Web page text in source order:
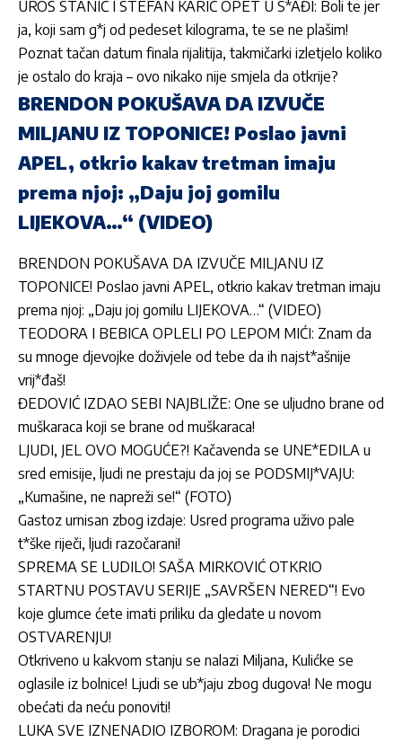
UROŠ STANIĆ I STEFAN KARIĆ OPET U S*AĐI: Boli te jer
ja, koji sam g*j od pedeset kilograma, te se ne plašim!
Poznat tačan datum finala rijalitija, takmičarki izletjelo koliko
je ostalo do kraja – ovo nikako nije smjela da otkrije?
BRENDON POKUŠAVA DA IZVUČE
MILJANU IZ TOPONICE! Poslao javni
APEL, otkrio kakav tretman imaju
prema njoj: „Daju joj gomilu
LIJEKOVA…“ (VIDEO)
BRENDON POKUŠAVA DA IZVUČE MILJANU IZ
TOPONICE! Poslao javni APEL, otkrio kakav tretman imaju
prema njoj: „Daju joj gomilu LIJEKOVA…“ (VIDEO)
TEODORA I BEBICA OPLELI PO LEPOM MIĆI: Znam da
su mnoge djevojke doživjele od tebe da ih najst*ašnije
vrij*đaš!
ĐEDOVIĆ IZDAO SEBI NAJBLIŽE: One se uljudno brane od
muškaraca koji se brane od muškaraca!
LJUDI, JEL OVO MOGUĆE?! Kačavenda se UNE*EDILA u
sred emisije, ljudi ne prestaju da joj se PODSMIJ*VAJU:
„Kumašine, ne napreži se!“ (FOTO)
Gastoz urnisan zbog izdaje: Usred programa uživo pale
t*ške riječi, ljudi razočarani!
SPREMA SE LUDILO! SAŠA MIRKOVIĆ OTKRIO
STARTNU POSTAVU SERIJE „SAVRŠEN NERED“! Evo
koje glumce ćete imati priliku da gledate u novom
OSTVARENJU!
Otkriveno u kakvom stanju se nalazi Miljana, Kulićke se
oglasile iz bolnice! Ljudi se ub*jaju zbog dugova! Ne mogu
obećati da neću ponoviti!
LUKA SVE IZNENADIO IZBOROM: Dragana je porodici